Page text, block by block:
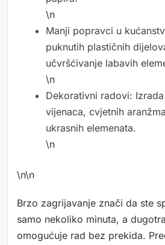
\n
Manji popravci u
puknutih plastičnih
učvršćivanje labavih
\n
Dekorativni radovi:
vijenaca, cvjetnih
ukrasnih elemenata.
\n
\n\n
Brzo zagrijavanje znači da ste
samo nekoliko minuta, a
omogućuje rad bez prekida.